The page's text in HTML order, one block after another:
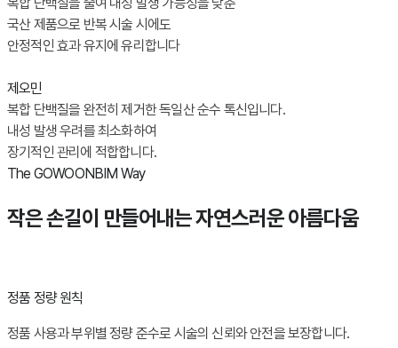
국산 제품으로 반복 시술 시에도
안정적인 효과 유지에 유리합니다
제오민
복합 단백질을 완전히 제거한 독일산 순수 톡신입니다.
내성 발생 우려를 최소화하여
장기적인 관리에 적합합니다.
The GOWOONBIM Way
작은 손길이 만들어내는 자연스러운 아름다움
정품 정량 원칙
정품 사용과 부위별 정량 준수로 시술의 신뢰와 안전을 보장합니다.